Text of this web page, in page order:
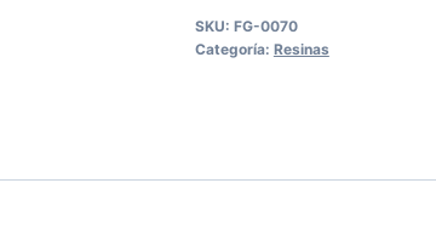
APS
SKU: FG-0070
Categoría: Resinas